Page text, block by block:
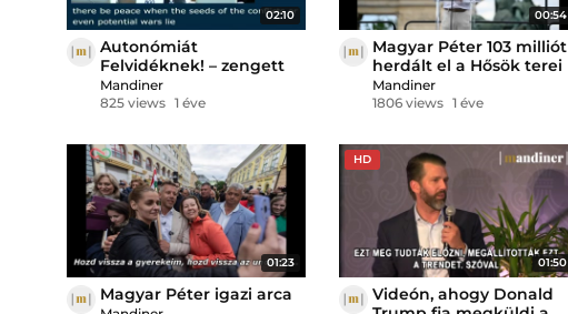
02:10
Autonómiát
Felvidéknek! – zengett
az ENSZ genfi termében
Mandiner
825 views 1 éve
00:54
Magyar Péter 103 milliót
herdált el a Hősök terei
rendezvényre
Mandiner
1806 views 1 éve
01:23
Magyar Péter igazi arca
HD
01:50
Videón, ahogy Donald